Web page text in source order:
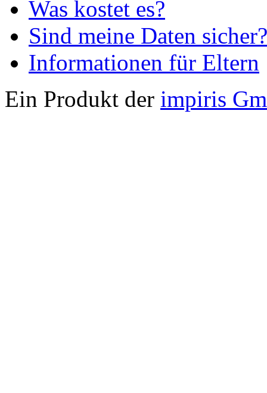
Was kostet es?
Sind meine Daten sicher?
Informationen für Eltern
Ein Produkt der impiris